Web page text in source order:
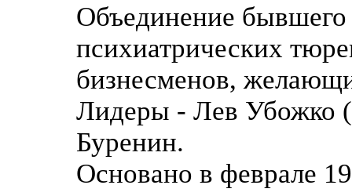
Объединение бывшего
психиатрических
бизнесменов,
Лидеры - Лев Убожко
Буренин.
Основано в феврале